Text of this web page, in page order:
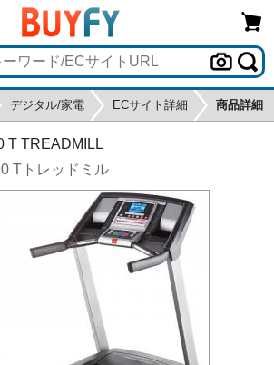
デジタル/家電 ECサイト詳細 商品詳細
T TREADMILL
Tトレッドミル